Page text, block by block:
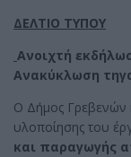
ΔΕΛΤΙΟ ΤΥΠΟΥ
Ανοιχτή
Ανακύκλωση
Ο Δήμος Γρεβενών
υλοποίησης του
και παραγωγής